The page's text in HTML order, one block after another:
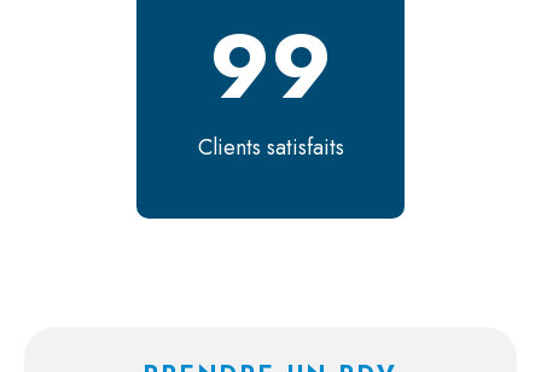
133
Clients satisfaits